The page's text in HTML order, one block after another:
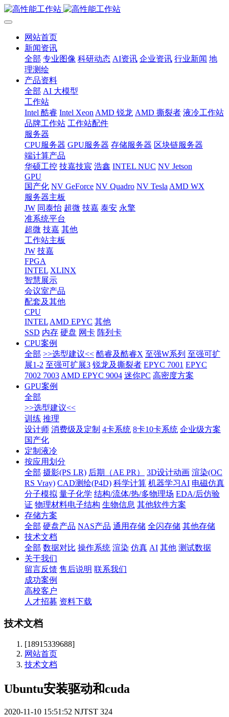
网站首页
新闻资讯
全部 专业图像 科研动态 AI资讯 企业资讯 行业新闻 地
理测绘
产品资料
全部 AI 大模型
工作站
Intel 酷睿 Intel Xeon AMD 锐龙 AMD 撕裂者 液冷工作站
品牌工作站 工作站配件
服务器
CPU服务器 GPU服务器 存储服务器 区块链服务器
端计算产品
华硕工控 技嘉技宸 浩鑫 INTEL NUC NV Jetson
GPU
国产化 NV GeForce NV Quadro NV Tesla AMD WX
服务器主板
JW 同泰怡 超微 技嘉 泰安 永擎
准系统平台
超微 技嘉 其他
工作站主板
JW 技嘉
FPGA
INTEL XLINX
智慧展示
会议室产品
配套及其他
CPU
INTEL AMD EPYC 其他
SSD 内存 硬盘 网卡 阵列卡
CPU案例
全部 >>选型建议<< 酷睿及酷睿X 至强W系列 至强可扩
展1-2 至强可扩展3 锐龙及撕裂者 EPYC 7001 EPYC
7002 7003 AMD EPYC 9004 迷你PC 高密度方案
GPU案例
全部
>>选型建议<<
训练 推理
设计师 消费级及定制 4卡系统 8卡10卡系统 企业级方案
国产化
定制液冷
按应用划分
全部 摄影(PS LR) 后期（AE PR） 3D设计动画 渲染(OC
RS Vray) CAD测绘(P4D) 科学计算 机器学习AI 电磁仿真
分子模拟 量子化学 结构/流体/热/多物理场 EDA/后仿验
证 物理材料电子结构 生物信息 其他软件方案
存储方案
全部 硬盘产品 NAS产品 通用存储 全闪存储 其他存储
技术文档
全部 数据对比 操作系统 渲染 仿真 AI 其他 测试数据
关于我们
留言反馈 售后说明 联系我们
成功案例
高校客户
人才招募 资料下载
技术文档
[18915339688]
网站首页
技术文档
Ubuntu安装驱动和cuda
2020-11-10 15:51:52 NJTST 324